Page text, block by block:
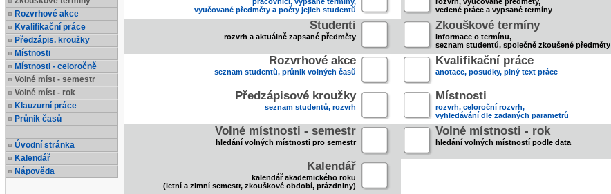
Rozvrhové akce
Kvalifikační práce
Předzápis. kroužky
Místnosti
Místnosti - celoročně
Volné míst - semestr
Volné míst - rok
Klauzurní práce
Průnik časů
Úvodní stránka
Kalendář
Nápověda
vyučované předměty a počty jejich studentů
vedené práce a vypsané termíny
Studenti
rozvrh a aktuálně zapsané předměty
Zkouškové termíny
informace o termínu,
seznam studentů, společně zkoušené předměty
Rozvrhové akce
seznam studentů, průnik volných časů
Kvalifikační práce
anotace, posudky, plný text práce
Předzápisové kroužky
seznam studentů, rozvrh
Místnosti
rozvrh, celoroční rozvrh,
vyhledávání dle zadaných parametrů
Volné místnosti - semestr
hledání volných místnosti pro semestr
Volné místnosti - rok
hledání volných místností podle data
Kalendář
kalendář akademického roku
(letní a zimní semestr, zkouškové období, prázdniny)